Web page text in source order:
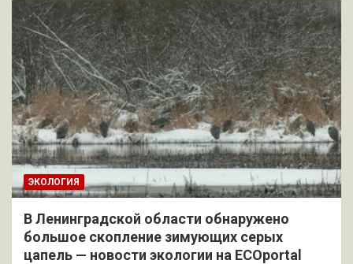
ЭКОЛОГИЯ
В Ленинградской области обнаружено
большое скопление зимующих серых
цапель — новости экологии на ECOportal